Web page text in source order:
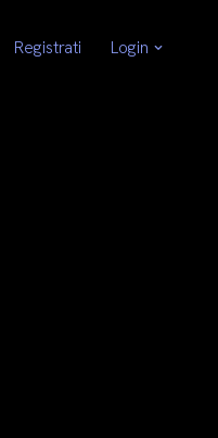
Registrati Login